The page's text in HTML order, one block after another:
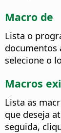
Macro de
Lista o
documentos
selecione o
Macros
Lista as
que deseja
seguida,